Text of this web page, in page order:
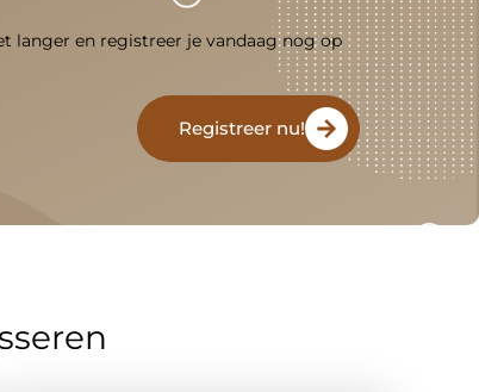
langer en registreer je vandaag nog op
Registreer nu!